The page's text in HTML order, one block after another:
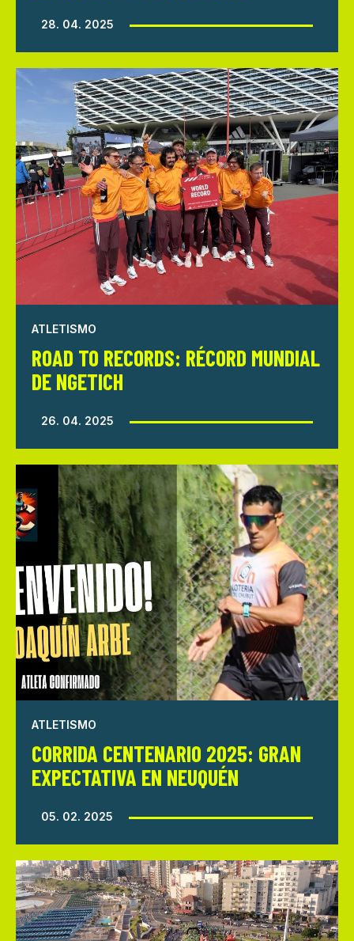
28. 04. 2025
ATLETISMO
ROAD TO RECORDS: RÉCORD MUNDIAL
DE NGETICH
26. 04. 2025
ATLETISMO
CORRIDA CENTENARIO 2025: GRAN
EXPECTATIVA EN NEUQUÉN
05. 02. 2025